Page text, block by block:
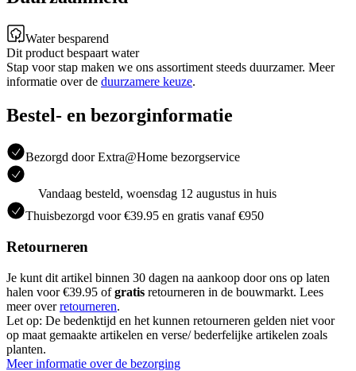
Water besparend
Dit product bespaart water
Stap voor stap maken we ons assortiment steeds duurzamer. Meer
informatie over de duurzamere keuze.
Bestel- en bezorginformatie
Bezorgd door Extra@Home bezorgservice
Vandaag besteld, woensdag 12 augustus in huis
Thuisbezorgd voor €39.95 en gratis vanaf €950
Retourneren
Je kunt dit artikel binnen 30 dagen na aankoop door ons op laten
halen voor €39.95 ofgratis retourneren in de bouwmarkt. Lees
meer overretourneren.
Let op: De bedenktijd en het kunnen retourneren gelden niet voor
op maat gemaakte artikelen en verse/ bederfelijke artikelen zoals
planten.
Meer informatie over de bezorging